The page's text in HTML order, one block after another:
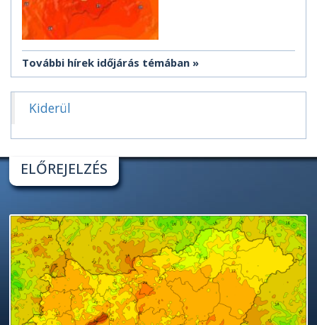
További hírek időjárás témában
Kiderül
ELŐREJELZÉS